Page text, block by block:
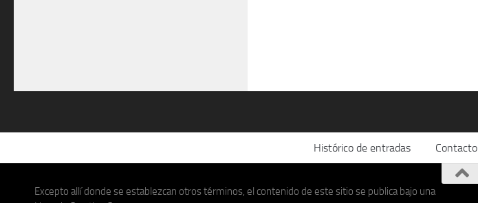
Histórico de entradas Contacto
Excepto allí donde se establezcan otros términos, el contenido de este sitio se publica bajo una